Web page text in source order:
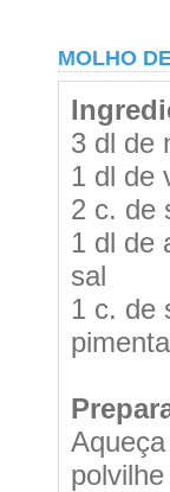
MOLHO
3 dl de
1 dl de
2 c. de
1 dl de
sal
1 c. de